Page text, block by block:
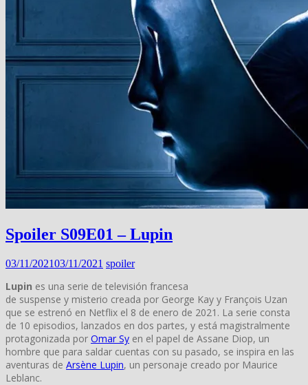
Spoiler S09E01 – Lupin
03/11/202103/11/2021 spoiler
Lupin es una serie de televisión francesa
de suspense y misterio creada por George Kay y François Uzan
que se estrenó en Netflix el 8 de enero de 2021. La serie consta
de 10 episodios, lanzados en dos partes, y está magistralmente
protagonizada por Omar Sy en el papel de Assane Diop, un
hombre que para saldar cuentas con su pasado, se inspira en las
aventuras de Arsène Lupin, un personaje creado por Maurice
Leblanc.